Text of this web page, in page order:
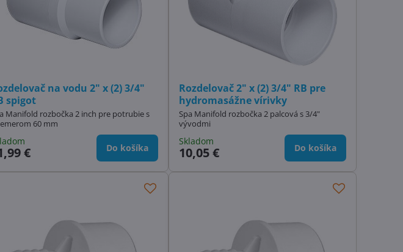
na vodu 2" x (2) 3/4"
spigot
Manifold rozbočka 2 inch pre potrubie s
60 mm
€ Do košíka
Rozdelovač 2" x (2) 3/4" RB pre
hydromasážne vírivky
Spa Manifold rozbočka 2 palcová s 3/4"
vývodmi
Skladom
10,05 € Do košíka